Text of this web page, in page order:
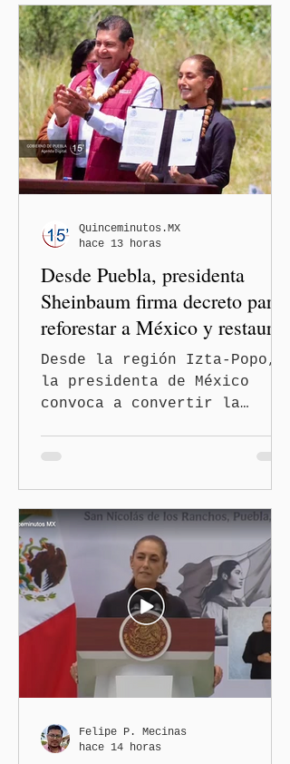
descalificaciones, amenazas
y mecanismos de presión
contra periodistas, al
señalar que la libertad de
expresión puede debilitarse
de manera gradual hasta
convertirse en una
restricción al ejercicio
informativo.
Desde Puebla, presidenta
Sheinbaum firma decreto para
reforestar a México y restaurar
ecosistemas
Desde la región Izta-Popo,
la presidenta de México
convoca a convertir la
Ranchos, Pue.-La presidenta
de México, Claudia
Sheinbaum Pardo, encabezó
desde la región Izta-Popo
el inicio de la Jornada
Nacional de Reforestación
2026, con la participación
simultánea de los gobiernos
estatales, comunidades,
pueblos originarios,
brigadistas y sociedad
civil de todo el país, y
Quinceminutos.MX
hace 13 horas
Felipe P. Mecinas
hace 14 horas